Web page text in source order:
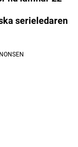
serieledaren